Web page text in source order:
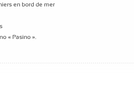
en bord de mer
« Pasino ».